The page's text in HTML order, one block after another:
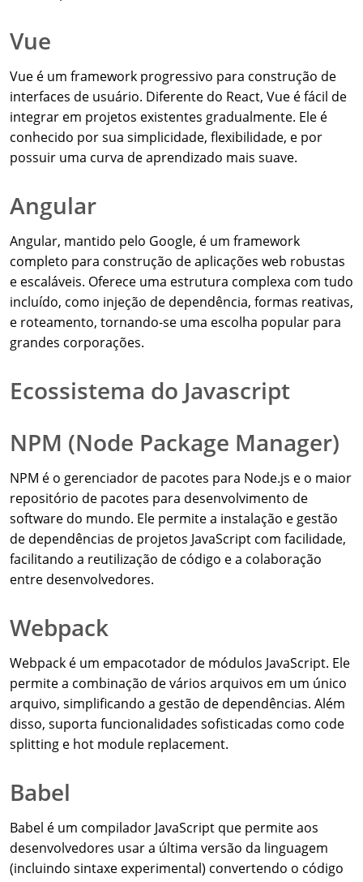
Vue
Vue é um framework progressivo para construção de
interfaces de usuário. Diferente do React, Vue é fácil de
integrar em projetos existentes gradualmente. Ele é
conhecido por sua simplicidade, flexibilidade, e por
possuir uma curva de aprendizado mais suave.
Angular
Angular, mantido pelo Google, é um framework
completo para construção de aplicações web robustas
e escaláveis. Oferece uma estrutura complexa com tudo
incluído, como injeção de dependência, formas reativas,
e roteamento, tornando-se uma escolha popular para
grandes corporações.
Ecossistema do Javascript
NPM (Node Package Manager)
NPM é o gerenciador de pacotes para Node.js e o maior
repositório de pacotes para desenvolvimento de
software do mundo. Ele permite a instalação e gestão
de dependências de projetos JavaScript com facilidade,
facilitando a reutilização de código e a colaboração
entre desenvolvedores.
Webpack
Webpack é um empacotador de módulos JavaScript. Ele
permite a combinação de vários arquivos em um único
arquivo, simplificando a gestão de dependências. Além
disso, suporta funcionalidades sofisticadas como code
splitting e hot module replacement.
Babel
Babel é um compilador JavaScript que permite aos
desenvolvedores usar a última versão da linguagem
(incluindo sintaxe experimental) convertendo o código